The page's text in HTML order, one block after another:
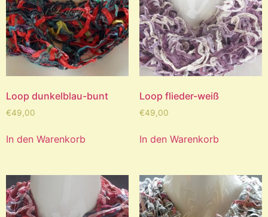
Loop dunkelblau-bunt
€49,00
In den Warenkorb
Loop flieder-weiß
€49,00
In den Warenkorb